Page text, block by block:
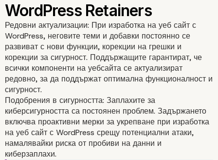
Какво представляват
WordPress Retainers?
Редовни актуализации: При изработка на уеб сайт с
WordPress, неговите теми и добавки постоянно се
развиват с нови функции, корекции на грешки и
корекции за сигурност. Поддържащите гарантират, че
всички компоненти на уебсайта се актуализират
редовно, за да поддържат оптимална функционалност и
сигурност.
Подобрения в сигурността: Заплахите за
киберсигурността са постоянен проблем. Задържането
включва проактивни мерки за укрепване при изработка
на уеб сайт с WordPress срещу потенциални атаки,
намалявайки риска от пробиви на данни и
киберзаплахи.